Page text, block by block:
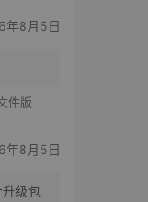
年8月5日
件版
年8月5日
级包